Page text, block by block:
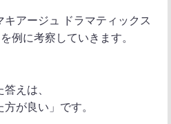
アージュ ドラマティックス
例に考察していきます。
えは、
が良い」です。